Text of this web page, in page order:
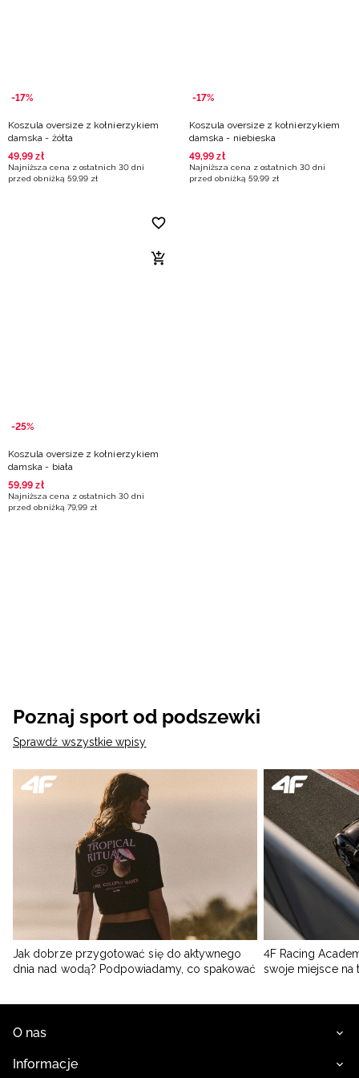
-17%
Koszula oversize z kołnierzykiem
damska - żółta
49,99 zł
Najniższa cena z ostatnich 30 dni
przed obniżką 59,99 zł
-17%
Koszula oversize z kołnierzykiem
damska - niebieska
49,99 zł
Najniższa cena z ostatnich 30 dni
przed obniżką 59,99 zł
-25%
Koszula oversize z kołnierzykiem
damska - biała
59,99 zł
Najniższa cena z ostatnich 30 dni
przed obniżką 79,99 zł
Poznaj sport od podszewki
Sprawdź wszystkie wpisy
Jak dobrze przygotować się do aktywnego
dnia nad wodą? Podpowiadamy, co spakować
4F Racing
swoje miejsce na
O nas
Informacje
Słowacki / EUR
Ukraiński / UAH